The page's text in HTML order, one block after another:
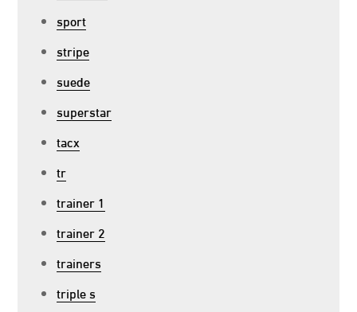
sport
stripe
suede
superstar
tacx
tr
trainer 1
trainer 2
trainers
triple s